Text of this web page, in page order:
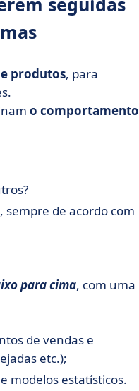
produtos, para
o comportamento
, sempre de acordo com
para cima, com uma
de vendas e
etc.);
modelos estatísticos.